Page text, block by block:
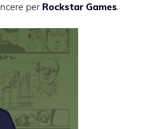
per Rockstar Games.